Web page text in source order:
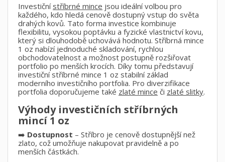
Investičnístříbrné mince jsou ideální volbou pro
každého, kdo hledá cenově dostupný vstup do světa
drahých kovů. Tato forma investice kombinuje
flexibilitu, vysokou poptávku a fyzické vlastnictví kovu,
který si dlouhodobě uchovává hodnotu. Stříbrná mince
1 oz nabízí jednoduché skladování, rychlou
obchodovatelnost a možnost postupně rozšiřovat
portfolio po menších krocích. Díky tomu představují
investiční stříbrné mince 1 oz stabilní základ
moderního investičního portfolia. Pro diverzifikace
portfolia doporučujeme také zlaté mince či zlaté slitky.
Výhody investičních stříbrných
mincí 1 oz
➡️ Dostupnost – Stříbro je cenově dostupnější než
zlato, což umožňuje nakupovat pravidelně a po
menších částkách.